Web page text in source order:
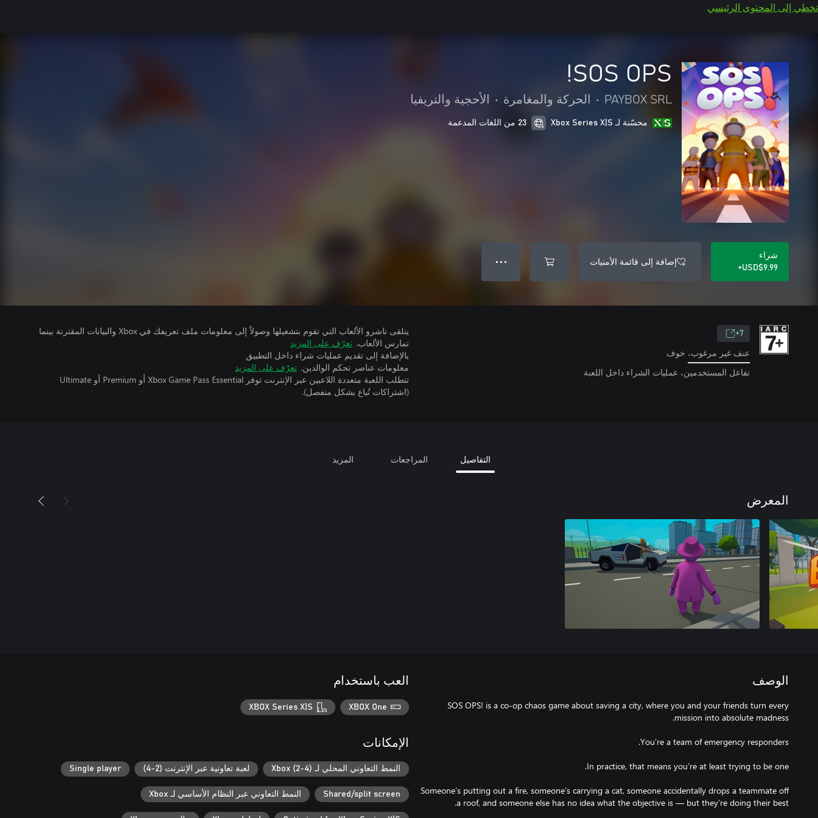
تخطي إلى المحتوى الرئيسي
SOS OPS!
PAYBOX SRL
• الحركة والمغامرة • الأحجية والتريفيا
محسّنة لـ Xbox Series X|S 23 من اللغات المدعمة
شراء
USD$9.99+
إضافة إلى قائمة الأمنيات ● ● ●
7+
عنف غير مرغوب، خوف
تفاعل المستخدمين، عمليات الشراء داخل اللعبة
يتلقى ناشرو الألعاب التي تقوم بتشغيلها وصولاً إلى معلومات ملف تعريفك في Xbox والبيانات المقترنة بينما
تمارس الألعاب. تعرّف على المزيد
بالإضافة إلى تقديم عمليات شراء داخل التطبيق
معلومات عناصر تحكم الوالدين. تعرّف على المزيد
تتطلب اللعبة متعددة اللاعبين عبر الإنترنت توفر Xbox Game Pass Essential أو Premium أو Ultimate
(اشتراكات تُباع بشكل منفصل).
التفاصيل المراجعات المزيد
المعرض
الوصف
SOS OPS! is a co-op chaos game about saving a city, where you and your friends turn every
Someone’s putting out a fire, someone’s carrying a cat, someone accidentally drops a teammate off
العب باستخدام
XBOX One
XBOX Series X|S
الإمكانات
النمط التعاوني المحلي لـ Xbox (2-4) لعبة تعاونية عبر الإنترنت (2-4) Single player
Shared/split screen النمط التعاوني عبر النظام الأساسي لـ Xbox